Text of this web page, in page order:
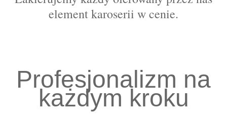
element karoserii w cenie.
Profesjonalizm na
każdym kroku